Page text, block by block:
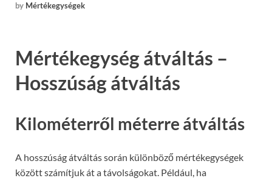
by Mértékegységek
Mértékegység átváltás –
Hosszúság átváltás
Kilométerről méterre átváltás
A hosszúság átváltás során különböző mértékegységek
között számítjuk át a távolságokat. Például, ha